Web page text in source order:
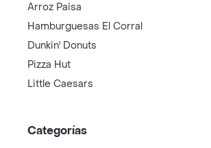
Arroz Paisa
Hamburguesas El Corral
Dunkin' Donuts
Pizza Hut
Little Caesars
Categorías